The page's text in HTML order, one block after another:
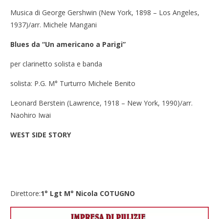
Musica di George Gershwin (New York, 1898 – Los Angeles,
1937)/arr. Michele Mangani
Blues da “Un americano a Parigi”
per clarinetto solista e banda
solista: P.G. M° Turturro Michele Benito
Leonard Berstein (Lawrence, 1918 – New York, 1990)/arr.
Naohiro Iwai
WEST SIDE STORY
Direttore:1° Lgt M° Nicola COTUGNO